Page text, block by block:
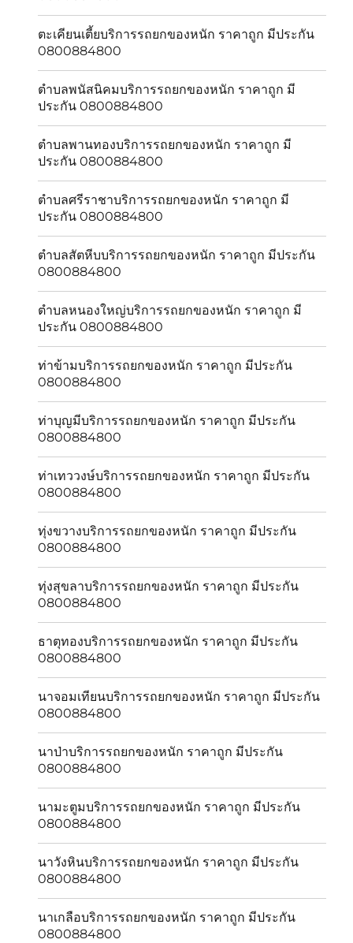
ตะเคียนเตี้ยบริการรถยกของหนัก ราคาถูก มีประกัน
0800884800
ตำบลพนัสนิคมบริการรถยกของหนัก ราคาถูก มี
ประกัน 0800884800
ตำบลพานทองบริการรถยกของหนัก ราคาถูก มี
ประกัน 0800884800
ตำบลศรีราชาบริการรถยกของหนัก ราคาถูก มี
ประกัน 0800884800
ตำบลสัตหีบบริการรถยกของหนัก ราคาถูก มีประกัน
0800884800
ตำบลหนองใหญ่บริการรถยกของหนัก ราคาถูก มี
ประกัน 0800884800
ท่าข้ามบริการรถยกของหนัก ราคาถูก มีประกัน
0800884800
ท่าบุญมีบริการรถยกของหนัก ราคาถูก มีประกัน
0800884800
ท่าเทววงษ์บริการรถยกของหนัก ราคาถูก มีประกัน
0800884800
ทุ่งขวางบริการรถยกของหนัก ราคาถูก มีประกัน
0800884800
ทุ่งสุขลาบริการรถยกของหนัก ราคาถูก มีประกัน
0800884800
ธาตุทองบริการรถยกของหนัก ราคาถูก มีประกัน
0800884800
นาจอมเทียนบริการรถยกของหนัก ราคาถูก มีประกัน
0800884800
นาป่าบริการรถยกของหนัก ราคาถูก มีประกัน
0800884800
นามะตูมบริการรถยกของหนัก ราคาถูก มีประกัน
0800884800
นาวังหินบริการรถยกของหนัก ราคาถูก มีประกัน
0800884800
นาเกลือบริการรถยกของหนัก ราคาถูก มีประกัน
0800884800